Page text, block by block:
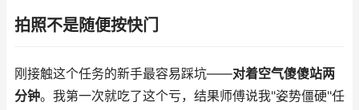
拍照不是随便按快门
刚接触这个任务的新手最容易踩坑——对着空气傻傻站两
分钟。我第一次就吃了这个亏，结果师傅说我"姿势僵硬"任